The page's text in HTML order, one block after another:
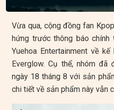
Vừa qua, cộng đồng fan
hứng trước thông báo
Yuehoa Entertainment về
Everglow. Cụ thể, nhóm
ngày 18 tháng 8 với sản
chi tiết về sản phẩm này vẫn